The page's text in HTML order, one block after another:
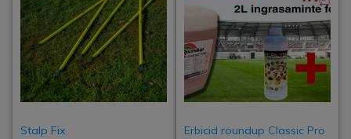
Stalp Fix
Erbicid roundup Classic Pro